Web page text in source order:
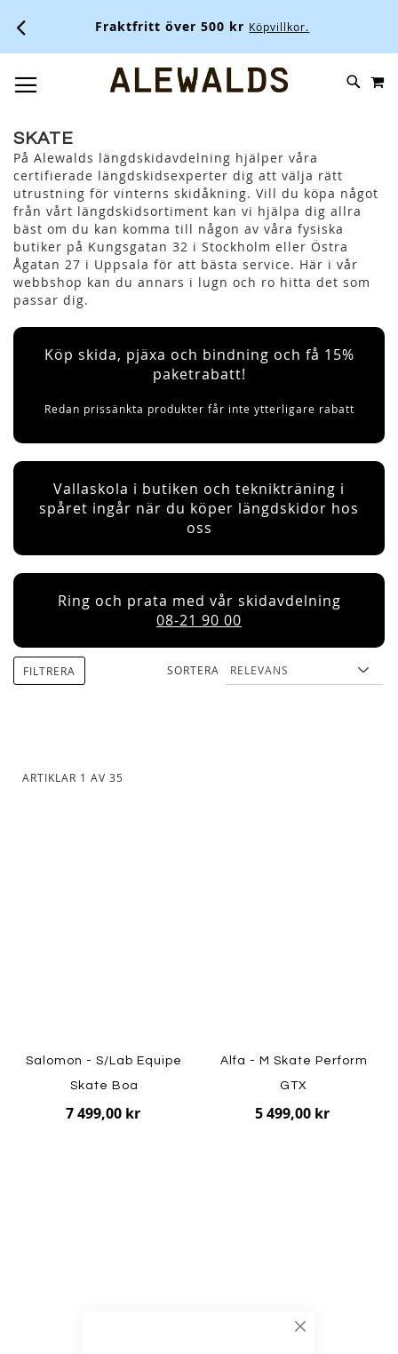
Fraktfritt över 500 kr Köpvillkor.
SKIP
SKATE
På Alewalds längdskidavdelning hjälper våra
certifierade längdskidsexperter dig att välja rätt
utrustning för vinterns skidåkning. Vill du köpa något
från vårt längdskidsortiment kan vi hjälpa dig allra
bäst om du kan komma till någon av våra fysiska
butiker på Kungsgatan 32 i Stockholm eller Östra
Ågatan 27 i Uppsala för att bästa service. Här i vår
webbshop kan du annars i lugn och ro hitta det som
passar dig.
Köp skida, pjäxa och bindning och få 15%
paketrabatt!
Redan prissänkta produkter får inte ytterligare rabatt
Vallaskola i butiken och teknikträning i
spåret ingår när du köper längdskidor hos
oss
Ring och prata med vår skidavdelning
08-21 90 00
ARTIKLAR 1 AV 35
SORTERA
Salomon - S/Lab Equipe
Skate Boa
7 499,00 kr
Alfa - M Skate Perform
GTX
5 499,00 kr
FILTRERA